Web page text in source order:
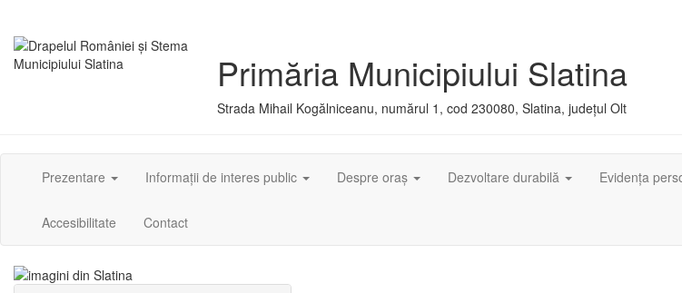
Primăria Municipiului Slatina
Strada Mihail Kogălniceanu, numărul 1, cod 230080, Slatina, județul Olt
Prezentare Informații de interes public Despre oraș Dezvoltare durabilă Evidența
Accesibilitate Contact